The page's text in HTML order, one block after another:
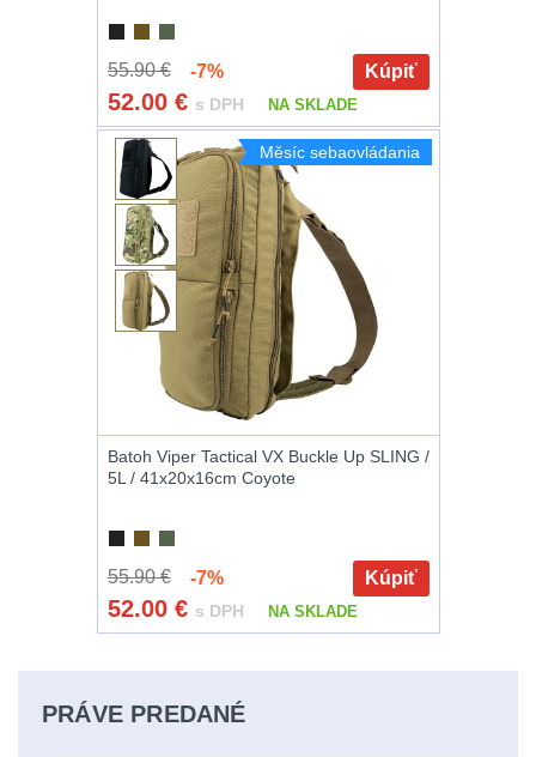
Lovecké
svítilny
Nabíjacie
baterky
Svietidlá
magnetom
CRI≥90
značkovače
Držiaky
18650
14500
AAA
CR123
Nabíjačky9
Náhradné
BATOHY
55.90 €-7% Kúpiť
52.00 € s DPH NA SKLADE
Měsíc sebaovládania
Batoh Viper Tactical VX Buckle Up SLING /
5L / 41x20x16cm Coyote
55.90 €-7% Kúpiť
52.00 € s DPH NA SKLADE
PRÁVE PREDANÉ